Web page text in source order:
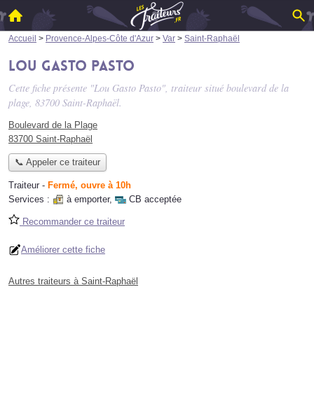
Accueil > Provence-Alpes-Côte d'Azur > Var > Saint-Raphaël
Lou Gasto Pasto
Cette fiche présente "Lou Gasto Pasto", traiteur situé boulevard de la
plage, 83700 Saint-Raphaël.
Boulevard de la Plage
83700 Saint-Raphaël
📞 Appeler ce traiteur
Traiteur - Fermé, ouvre à 10h
Services :
à emporter, CB acceptée
Recommander ce traiteur
Améliorer cette fiche
Autres traiteurs à Saint-Raphaël